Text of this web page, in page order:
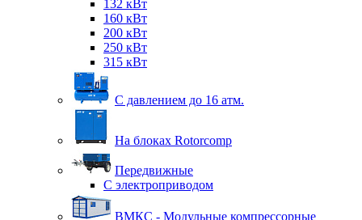
132 кВт
160 кВт
200 кВт
250 кВт
315 кВт
С давлением до 16 атм.
На блоках Rotorcomp
Передвижные
С электроприводом
ВМКС - Модульные компрессорные